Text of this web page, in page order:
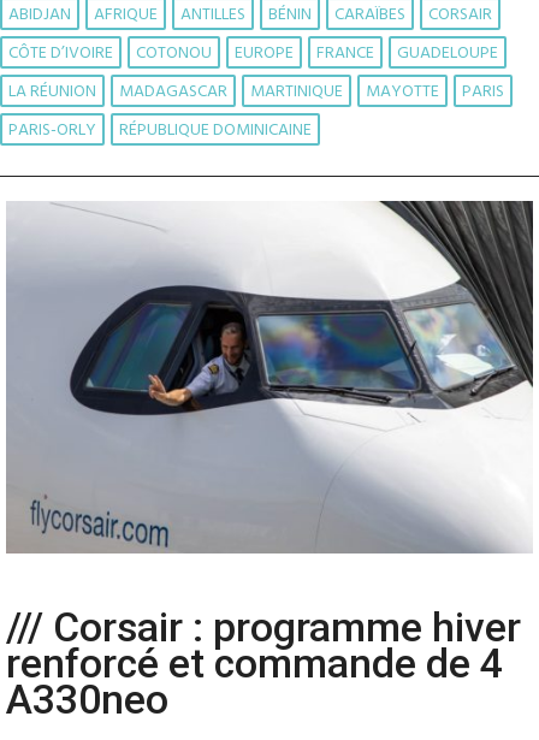
ABIDJAN AFRIQUE ANTILLES BÉNIN CARAÏBES
CORSAIR
CÔTE D’IVOIRE
COTONOU EUROPE FRANCE
GUADELOUPE
LA RÉUNION
MADAGASCAR MARTINIQUE MAYOTTE
PARIS
PARIS-ORLY
RÉPUBLIQUE DOMINICAINE
/// Corsair : programme hiver
renforcé et commande de 4
A330neo